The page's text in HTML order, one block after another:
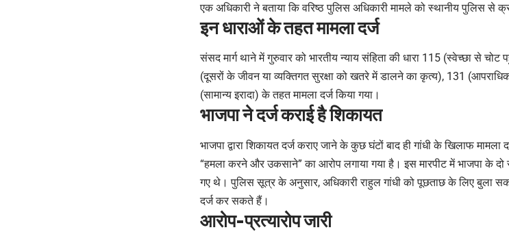
एक अधिकारी ने बताया कि वरिष्ठ पुलिस अधिकारी मामले को स्थानीय पुलिस से
इन धाराओं के तहत मामला दर्ज
संसद मार्ग थाने में गुरुवार को भारतीय न्याय संहिता की धारा 115 (स्वेच्छा से
(दूसरों के जीवन या व्यक्तिगत सुरक्षा को खतरे में डालने का कृत्य), 131
(सामान्य इरादा) के तहत मामला दर्ज किया गया।
भाजपा ने दर्ज कराई है शिकायत
भाजपा द्वारा शिकायत दर्ज कराए जाने के कुछ घंटों बाद ही गांधी के खिलाफ मामला
“हमला करने और उकसाने” का आरोप लगाया गया है। इस मारपीट में भाजपा के
गए थे। पुलिस सूत्र के अनुसार, अधिकारी राहुल गांधी को पूछताछ के लिए बुला
दर्ज कर सकते हैं।
आरोप-प्रत्यारोप जारी